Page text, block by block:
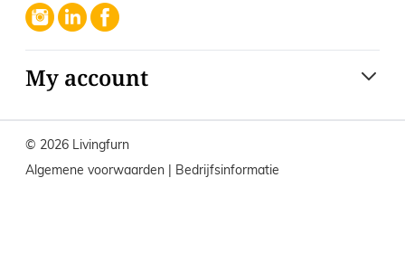
My account
© 2026 Livingfurn
Algemene voorwaarden | Bedrijfsinformatie